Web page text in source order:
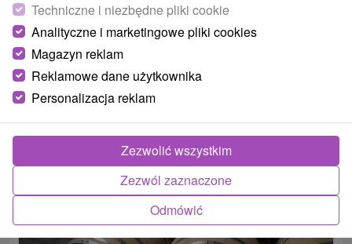
Wsie i miasta
Nitra(1) Komárno
Techniczne i niezbędne pliki cookie
Analityczne i marketingowe pliki cookies
Magazyn reklam
Reklamowe dane użytkownika
Personalizacja reklam
Odmówić
Zezwól zaznaczone
Zezwolić wszystkim